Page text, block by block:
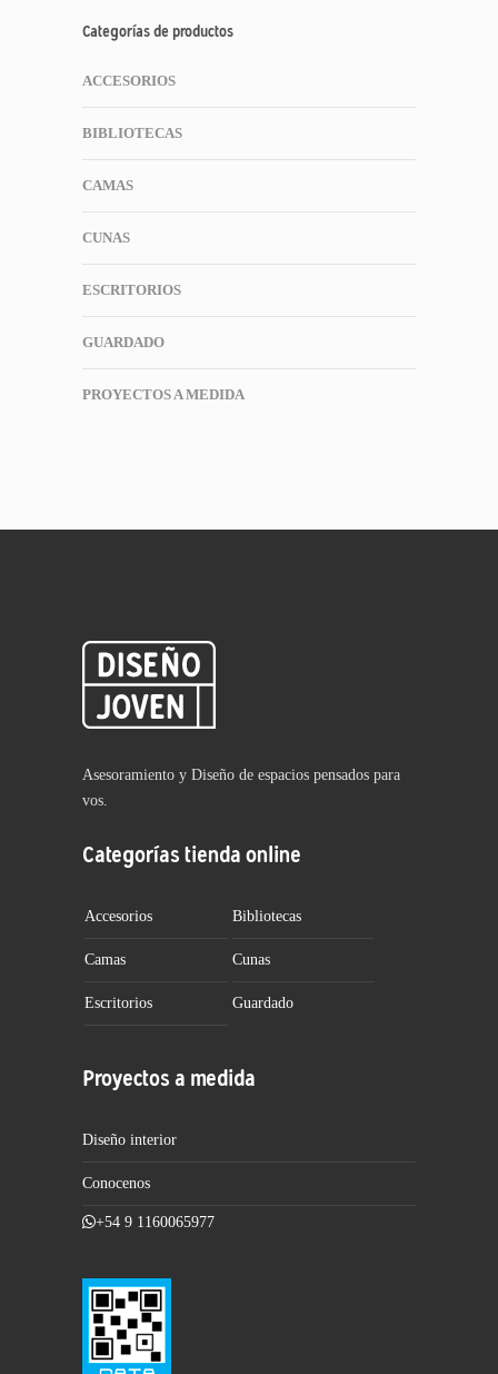
Categorías de productos
ACCESORIOS
BIBLIOTECAS
CAMAS
CUNAS
ESCRITORIOS
GUARDADO
PROYECTOS A MEDIDA
Asesoramiento y Diseño de espacios pensados para
vos.
Categorías tienda online
Accesorios Bibliotecas
Camas Cunas
Escritorios Guardado
Proyectos a medida
Diseño interior
Conocenos
+54 9 1160065977